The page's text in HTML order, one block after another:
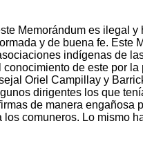
Memorándum es ilegal
y de buena fe. Este
indígenas de
de este por
Oriel Campillay y
dirigentes los que
de manera engañosa
comuneros. Lo mismo